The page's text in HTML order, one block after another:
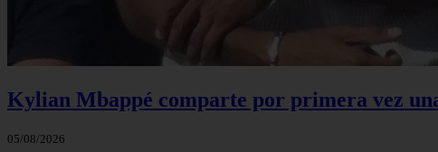
Kylian Mbappé comparte por primera vez
05/08/2026